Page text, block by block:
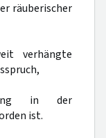
räuberischer
verhängte
in der
ist.